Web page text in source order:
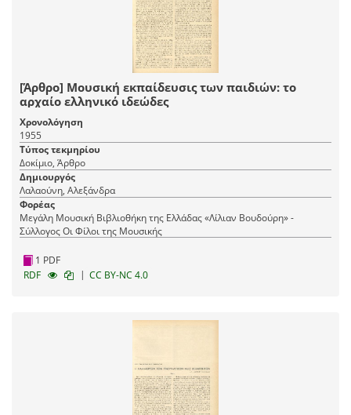
[Άρθρο] Μουσική εκπαίδευσις των παιδιών: το
αρχαίο ελληνικό ιδεώδες
Χρονολόγηση
1955
Τύπος τεκμηρίου
Δοκίμιο, Άρθρο
Δημιουργός
Λαλαούνη, Αλεξάνδρα
Φορέας
Μεγάλη Μουσική Βιβλιοθήκη της Ελλάδας «Λίλιαν Βουδούρη» -
Σύλλογος Οι Φίλοι της Μουσικής
1 PDF
RDF
| CC BY-NC 4.0